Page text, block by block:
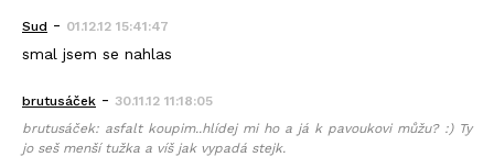
Sud - 01.12.12 15:41:47
smal jsem se nahlas
brutusáček - 30.11.12 11:18:05
brutusáček: asfalt koupim..hlídej mi ho a já k pavoukovi můžu? :) Ty
jo seš menší tužka a víš jak vypadá stejk.